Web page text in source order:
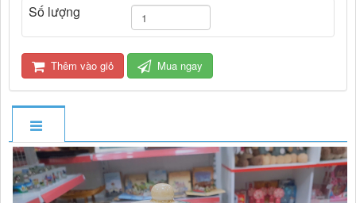
Số lượng
Thêm vào giỏ Mua ngay